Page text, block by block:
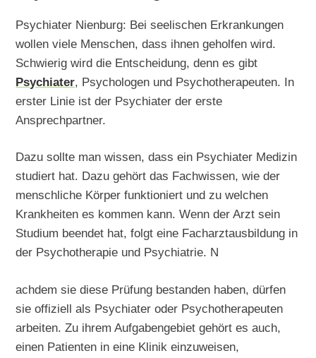
Psychiater Nienburg: Bei seelischen Erkrankungen
wollen viele Menschen, dass ihnen geholfen wird.
Schwierig wird die Entscheidung, denn es gibt
Psychiater, Psychologen und Psychotherapeuten. In
erster Linie ist der Psychiater der erste
Ansprechpartner.
Dazu sollte man wissen, dass ein Psychiater Medizin
studiert hat. Dazu gehört das Fachwissen, wie der
menschliche Körper funktioniert und zu welchen
Krankheiten es kommen kann. Wenn der Arzt sein
Studium beendet hat, folgt eine Facharztausbildung in
der Psychotherapie und Psychiatrie. N
achdem sie diese Prüfung bestanden haben, dürfen
sie offiziell als Psychiater oder Psychotherapeuten
arbeiten. Zu ihrem Aufgabengebiet gehört es auch,
einen Patienten in eine Klinik einzuweisen,